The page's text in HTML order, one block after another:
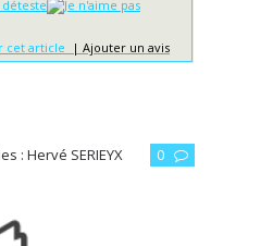
cet article | Ajouter un avis
:Hervé SERIEYX 0